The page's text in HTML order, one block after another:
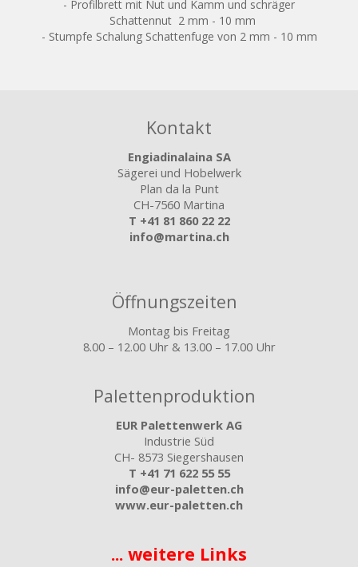
- Profilbrett mit Nut und Kamm und schräger
Schattennut 2 mm - 10 mm
- Stumpfe Schalung Schattenfuge von 2 mm - 10 mm
Kontakt
Engiadinalaina SA
Sägerei und Hobelwerk
Plan da la Punt
CH-7560 Martina
T +41 81 860 22 22
info@martina.ch
Öffnungszeiten
Montag bis Freitag
8.00 – 12.00 Uhr & 13.00 – 17.00 Uhr
Palettenproduktion
EUR Palettenwerk AG
Industrie Süd
CH- 8573 Siegershausen
T +41 71 622 55 55
info@eur-paletten.ch
www.eur-paletten.ch
... weitere Links